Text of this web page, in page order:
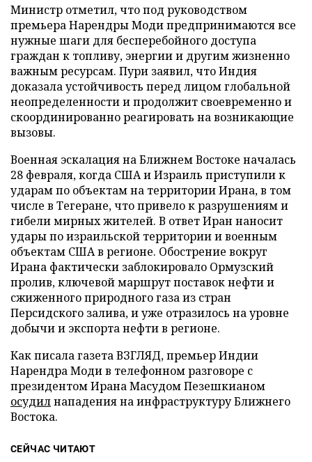
Министр отметил, что под руководством
премьера Нарендры Моди предпринимаются все
нужные шаги для бесперебойного доступа
граждан к топливу, энергии и другим жизненно
важным ресурсам. Пури заявил, что Индия
доказала устойчивость перед лицом глобальной
неопределенности и продолжит своевременно и
скоординированно реагировать на возникающие
вызовы.
Военная эскалация на Ближнем Востоке началась
28 февраля, когда США и Израиль приступили к
ударам по объектам на территории Ирана, в том
числе в Тегеране, что привело к разрушениям и
гибели мирных жителей. В ответ Иран наносит
удары по израильской территории и военным
объектам США в регионе. Обострение вокруг
Ирана фактически заблокировало Ормузский
пролив, ключевой маршрут поставок нефти и
сжиженного природного газа из стран
Персидского залива, и уже отразилось на уровне
добычи и экспорта нефти в регионе.
Как писала газета ВЗГЛЯД, премьер Индии
Нарендра Моди в телефонном разговоре с
президентом Ирана Масудом Пезешкианом
осудилнападения на инфраструктуру Ближнего
Востока.
СЕЙЧАС ЧИТАЮТ